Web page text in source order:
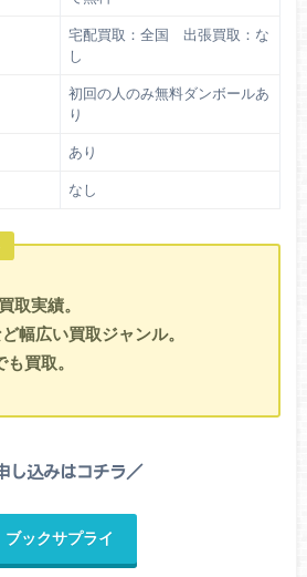
宅配買取：全国 出張買取：な
し
初回の人のみ無料ダンボールあ
り
あり
なし
取実績。
幅広い買取ジャンル。
買取。
し込みはコチラ／
ブックサプライ